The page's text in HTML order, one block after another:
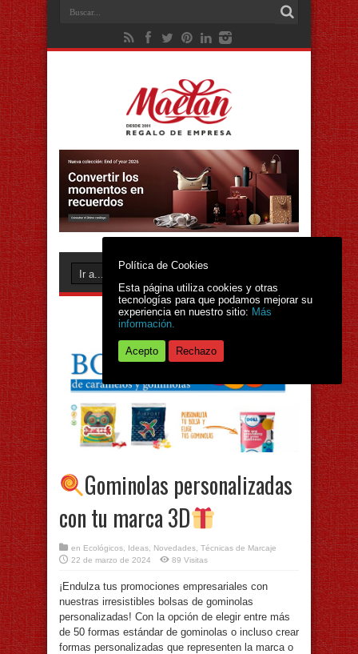
Gominolas personalizadas
con tu marca 3D
en Ecológicos Ideas Novedades Técnicas de Marcaje
22 de marzo de 2024
89 Visitas
¡Endulza tus promociones empresariales con
nuestras irresistibles bolsas de gominolas
personalizadas! Con la opción de elegir entre más
de 50 formas estándar de gominolas o incluso crear
formas personalizadas que representen la marca o
Política de Cookies
Esta página utiliza cookies y otras
tecnologías para que podamos mejorar su
experiencia en nuestro sitio: Más
información.
Acepto Rechazo